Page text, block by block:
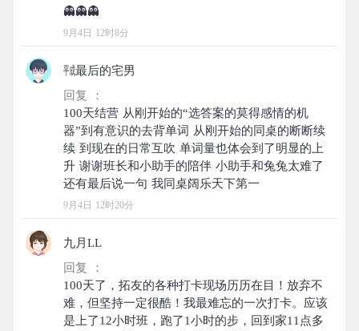
9月4日 12时8分
㍻最后的宅男
回复 ：
100天结营 从刚开始的“选答案的莫得感情的机
器”到有意识的去背单词 从刚开始的同桌的断断续
续 到现在的日常互吹 单词量也体会到了明显的上
升 谢谢班长和小助手的陪伴 小助手和兔兔太难了
9月4日 12时20分
九月LL
回复 ：
100天了，拓友的各种打卡现场历历在目！放弃不
难，但坚持一定很酷！我最难忘的一次打卡。应该
是上了12小时班，跑了1小时的步，回到家11点多